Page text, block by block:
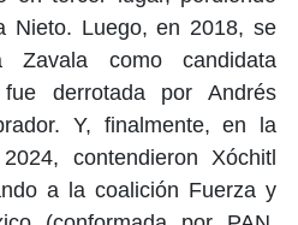
Nieto. Luego, en 2018, se
Zavala como candidata
derrotada por Andrés
Y, finalmente, en la
contendieron Xóchitl
a la coalición Fuerza y